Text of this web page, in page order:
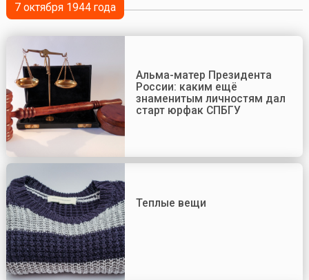
7 октября 1944 года
Альма-матер Президента
России: каким ещё
знаменитым личностям дал
старт юрфак СПБГУ
Теплые вещи